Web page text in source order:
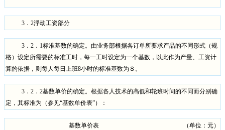
3 ． 2浮动工资部分
3 ． 2 ． 1标准基数的确定。由业务部根据各订单所要求产品的不同形式（规
格）设定所需要的标准工时，每一工时设定为一个基数，以此作为产量、工资计
算的依据，则每人每日上班8小时的标准基数为８。
3 ． 2 ． 2基数单价的确定。根据各人技术的高低和轮班时间的不同而分别确
定，其标准为（参见“基数单价表”）：
基数单价表 （单位：元）